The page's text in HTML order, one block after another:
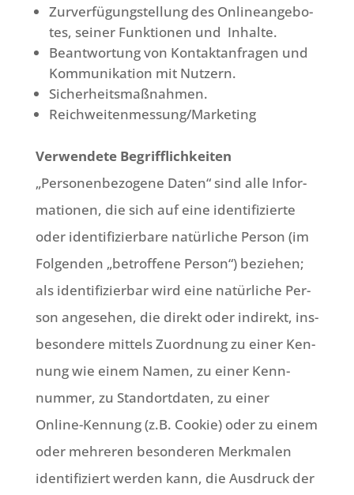
Zur­ver­fü­gung­stel­lung des Online­an­ge­bo­
tes, sei­ner Funk­tio­nen und Inhalte.
Beant­wor­tung von Kon­takt­an­fra­gen und
Kom­mu­ni­ka­ti­on mit Nutzern.
Sicher­heits­maß­nah­men.
Reichweitenmessung/Marketing
Ver­wen­de­te Begriff­lich­kei­ten
„Per­so­nen­be­zo­ge­ne Daten“ sind alle Infor­
ma­tio­nen, die sich auf eine iden­ti­fi­zier­te
oder iden­ti­fi­zier­ba­re natür­li­che Per­son (im
Fol­gen­den „betrof­fe­ne Per­son“) bezie­hen;
als iden­ti­fi­zier­bar wird eine natür­li­che Per­
son ange­se­hen, die direkt oder indi­rekt, ins­
be­son­de­re mit­tels Zuord­nung zu einer Ken­
nung wie einem Namen, zu einer Kenn­
num­mer, zu Stand­ort­da­ten, zu einer
Online-Ken­nung (z.B. Coo­kie) oder zu einem
oder meh­re­ren beson­de­ren Merk­ma­len
iden­ti­fi­ziert wer­den kann, die Aus­druck der